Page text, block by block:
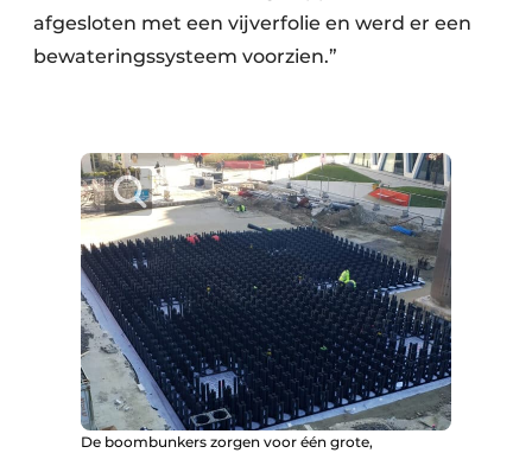
afgesloten met een vijverfolie en werd er een
bewateringssysteem voorzien.”
De boombunkers zorgen voor één grote,